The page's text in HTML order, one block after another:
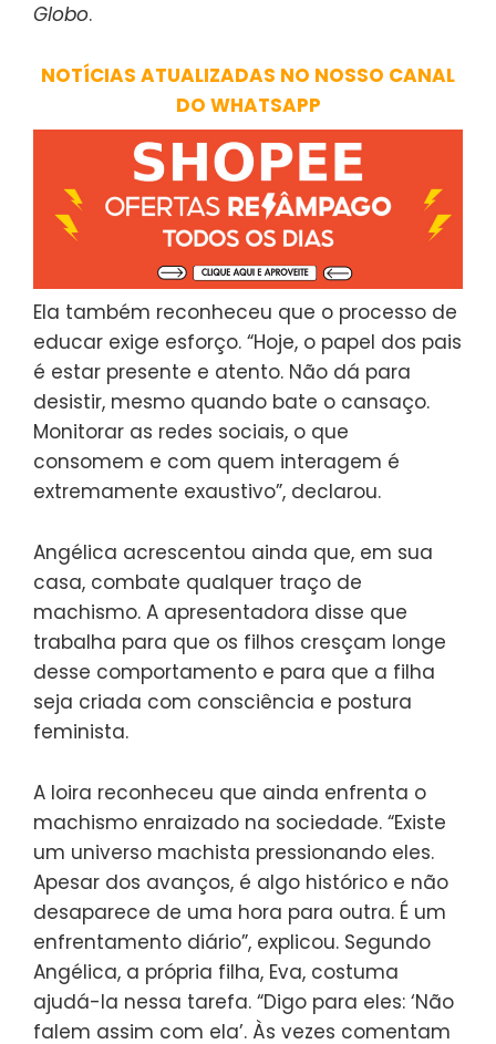
Globo.
NOTÍCIAS ATUALIZADAS NO NOSSO CANAL
DO WHATSAPP
Ela também reconheceu que o processo de
educar exige esforço. “Hoje, o papel dos pais
é estar presente e atento. Não dá para
desistir, mesmo quando bate o cansaço.
Monitorar as redes sociais, o que
consomem e com quem interagem é
extremamente exaustivo”, declarou.
Angélica acrescentou ainda que, em sua
casa, combate qualquer traço de
machismo. A apresentadora disse que
trabalha para que os filhos cresçam longe
desse comportamento e para que a filha
seja criada com consciência e postura
feminista.
A loira reconheceu que ainda enfrenta o
machismo enraizado na sociedade. “Existe
um universo machista pressionando eles.
Apesar dos avanços, é algo histórico e não
desaparece de uma hora para outra. É um
enfrentamento diário”, explicou. Segundo
Angélica, a própria filha, Eva, costuma
ajudá-la nessa tarefa. “Digo para eles: ‘Não
falem assim com ela’. Às vezes comentam